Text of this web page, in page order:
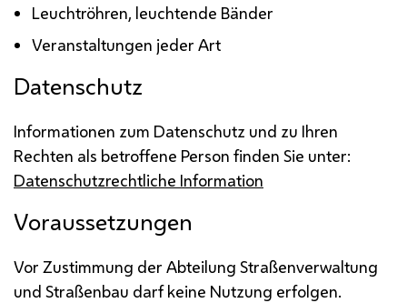
Leuchtröhren, leuchtende Bänder
Veranstaltungen jeder Art
Datenschutz
Informationen zum Datenschutz und zu Ihren
Rechten als betroffene Person finden Sie unter:
Datenschutzrechtliche Information
Voraussetzungen
Vor Zustimmung der Abteilung Straßenverwaltung
und Straßenbau darf keine Nutzung erfolgen.